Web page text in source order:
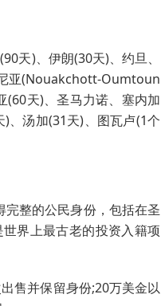
天)、伊朗(30天)、约旦、
亚(Nouakchott-Oumtoun
(60天)、圣马力诺、塞内加
、汤加(31天)、图瓦卢(1个
整的公民身份，包括在圣
界上最古老的投资入籍项
售并保留身份;20万美金以